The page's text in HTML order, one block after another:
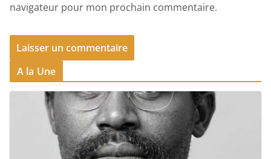
navigateur pour mon prochain commentaire.
A la Une